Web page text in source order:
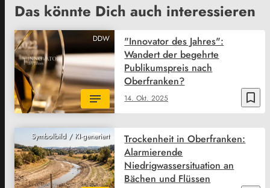
Das könnte Dich auch interessieren
DDW
bookmark_border
14. Okt. 2025
"Innovator des Jahres":
Wandert der begehrte
Publikumspreis nach
Oberfranken?
Symbolbild / KI-generiert
Trockenheit in Oberfranken:
Alarmierende
Niedrigwassersituation an
Bächen und Flüssen